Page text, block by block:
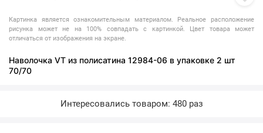
Картинка является ознакомительным материалом. Реальное расположение
рисунка может не на 100% совпадать с картинкой. Цвет товара может
отличаться от изображения на экране.
Наволочка VT из полисатина 12984-06 в упаковке 2 шт
70/70
Интересовались товаром: 480 раз